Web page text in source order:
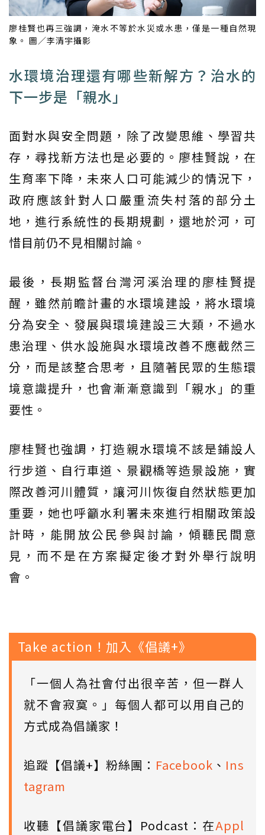
廖桂賢也再三強調，淹水不等於水災或水患，僅是一種自然現
象。 圖／李清宇攝影
水環境治理還有哪些新解方？治水的
下一步是「親水」
面對水與安全問題，除了改變思維、學習共
存，尋找新方法也是必要的。廖桂賢說，在
生育率下降，未來人口可能減少的情況下，
政府應該針對人口嚴重流失村落的部分土
地，進行系統性的長期規劃，還地於河，可
惜目前仍不見相關討論。
最後，長期監督台灣河溪治理的廖桂賢提
醒，雖然前瞻計畫的水環境建設，將水環境
分為安全、發展與環境建設三大類，不過水
患治理、供水設施與水環境改善不應截然三
分，而是該整合思考，且隨著民眾的生態環
境意識提升，也會漸漸意識到「親水」的重
要性。
廖桂賢也強調，打造親水環境不該是鋪設人
行步道、自行車道、景觀橋等造景設施，實
際改善河川體質，讓河川恢復自然狀態更加
重要，她也呼籲水利署未來進行相關政策設
計時，能開放公民參與討論，傾聽民間意
見，而不是在方案擬定後才對外舉行說明
會。
Take action！加入《倡議+》
「一個人為社會付出很辛苦，但一群人
就不會寂寞。」每個人都可以用自己的
方式成為倡議家！
追蹤【倡議+】粉絲團： Facebook 、 Ins
tagram
收聽【倡議家電台】Podcast：在Appl